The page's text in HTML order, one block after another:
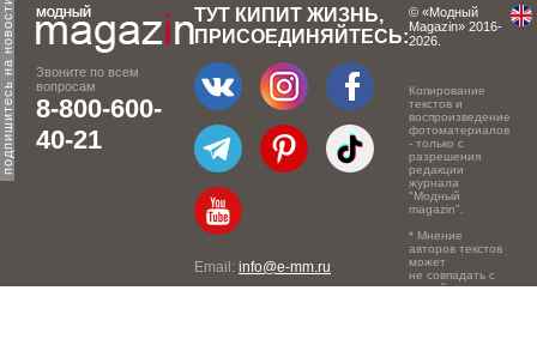
подпишитесь на новости брендов
Звоните по всем
вопросам
8-800-600-
40-21
ТУТ КИПИТ ЖИЗНЬ,
ПРИСОЕДИНЯЙТЕСЬ:
Email: info@e-mm.ru
© «Модный
Magazin» 2016-
2026.
Копирование
текстов и
воспроизведение
фотоматериалов
- только с
разрешения
редакции
журнала
"Модный
magazin".
* Мнение
авторов текстов
может
не совпадать с
точкой зрения